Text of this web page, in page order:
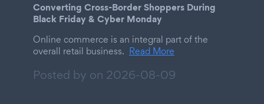
Converting Cross-Border Shoppers During
Black Friday & Cyber Monday
Online commerce is an integral part of the
overall retail business. Read More
Posted by on 2026-08-09